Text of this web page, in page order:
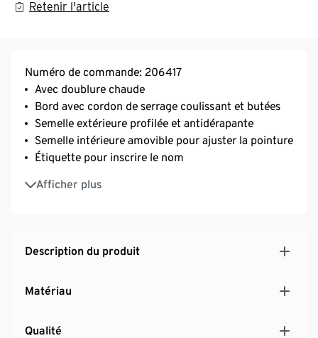
Retenir l'article
Numéro de commande: 206417
Avec doublure chaude
Bord avec cordon de serrage coulissant et butées
Semelle extérieure profilée et antidérapante
Semelle intérieure amovible pour ajuster la pointure
Étiquette pour inscrire le nom
Afficher plus
Étanche
Avec éléments réfléchissants décoratifs
Description du produit
Matériau
Qualité